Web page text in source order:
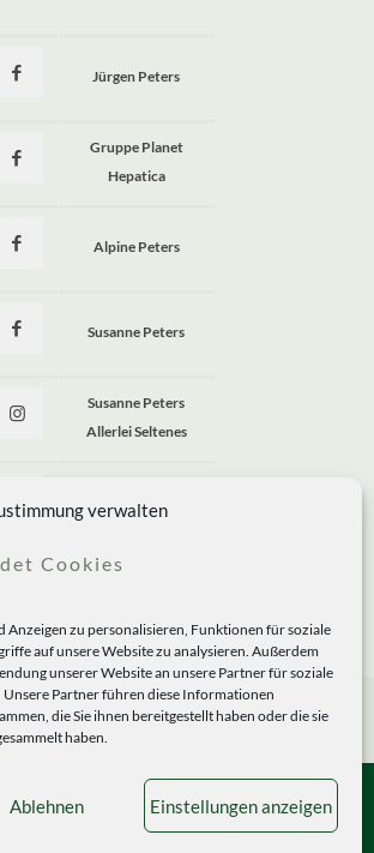
verwalten
Cookies
Anzeigen zu personalisieren, Funktionen für soziale
auf unsere Website zu analysieren. Außerdem
unserer Website an unsere Partner für soziale
Partner führen diese Informationen
die Sie ihnen bereitgestellt haben oder die sie
haben.
Ablehnen Einstellungen anzeigen
Jürgen Peters
Gruppe Planet
Hepatica
Alpine Peters
Susanne Peters
Susanne Peters
Allerlei Seltenes
Allerlei Seltenes